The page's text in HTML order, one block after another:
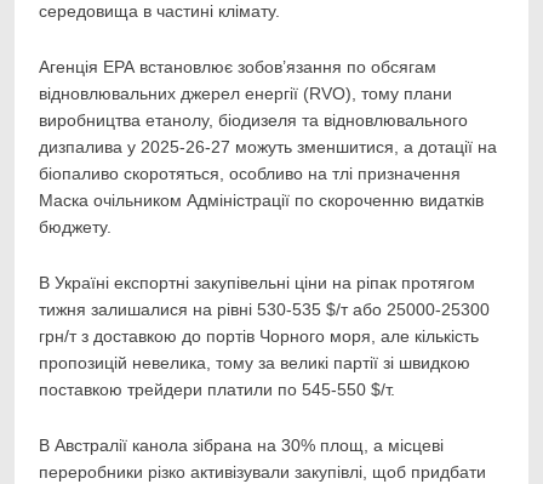
середовища в частині клімату.
Агенція ЕРА встановлює зобов’язання по обсягам
відновлювальних джерел енергії (RVO), тому плани
виробництва етанолу, біодизеля та відновлювального
дизпалива у 2025-26-27 можуть зменшитися, а дотації на
біопаливо скоротяться, особливо на тлі призначення
Маска очільником Адміністрації по скороченню видатків
бюджету.
В Україні експортні закупівельні ціни на ріпак протягом
тижня залишалися на рівні 530-535 $/т або 25000-25300
грн/т з доставкою до портів Чорного моря, але кількість
пропозицій невелика, тому за великі партії зі швидкою
поставкою трейдери платили по 545-550 $/т.
В Австралії канола зібрана на 30% площ, а місцеві
переробники різко активізували закупівлі, щоб придбати